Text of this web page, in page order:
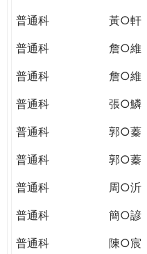
普通科
黃○軒
普通科
詹○維
普通科
詹○維
普通科
張○鱗
普通科
郭○蓁
普通科
郭○蓁
普通科
周○沂
普通科
簡○諺
普通科
陳○宸